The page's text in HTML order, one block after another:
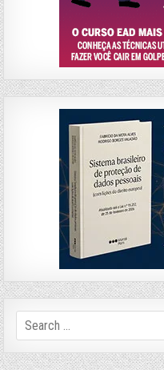
Search
for: